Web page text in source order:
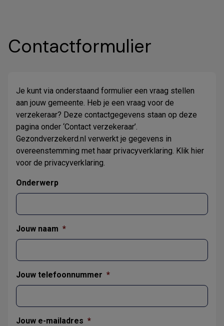
Contactformulier
Je kunt via onderstaand formulier een vraag stellen
aan jouw gemeente. Heb je een vraag voor de
verzekeraar? Deze contactgegevens staan op deze
pagina onder ‘Contact verzekeraar’.
Gezondverzekerd.nl verwerkt je gegevens in
overeenstemming met haar privacyverklaring. Klik hier
voor de privacyverklaring.
Onderwerp
Jouw naam *
Jouw telefoonnummer *
Jouw e-mailadres *